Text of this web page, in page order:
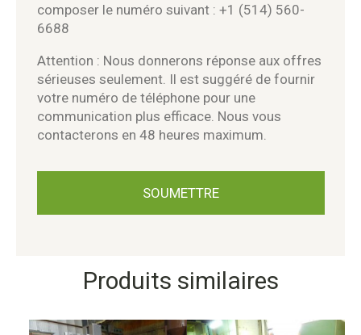
composer le numéro suivant : +1 (514) 560-
6688
Attention : Nous donnerons réponse aux offres
sérieuses seulement. Il est suggéré de fournir
votre numéro de téléphone pour une
communication plus efficace. Nous vous
contacterons en 48 heures maximum.
Produits similaires